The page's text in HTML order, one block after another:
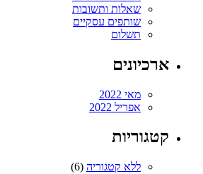
שאלות ותשובות
שותפים עסקיים
תשלום
ארכיונים
מאי 2022
אפריל 2022
קטגוריות
ללא קטגוריה (6)